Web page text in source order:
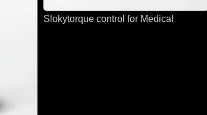
Slokytorque control for Medical